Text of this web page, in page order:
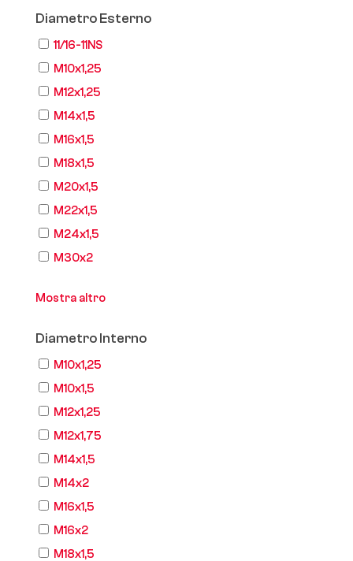
Diametro Esterno
11/16-11NS
M10x1,25
M12x1,25
M14x1,5
M16x1,5
M18x1,5
M20x1,5
M22x1,5
M24x1,5
M30x2
Mostra altro
Diametro Interno
M10x1,25
M10x1,5
M12x1,25
M12x1,75
M14x1,5
M14x2
M16x1,5
M16x2
M18x1,5